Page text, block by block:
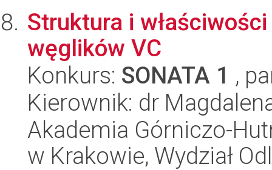
Struktura i
węglików VC
Konkurs: SONATA 1 ,
Kierownik: dr
Akademia Górniczo-
w Krakowie, Wydział